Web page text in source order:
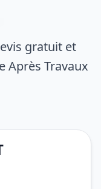
gratuit et
Après Travaux